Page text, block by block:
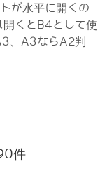
が水平に開くの
くとB4として使
、A3ならA2判
件